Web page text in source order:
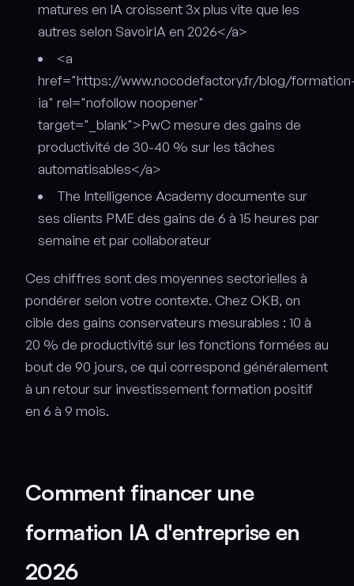
matures en IA croissent 3x plus vite que les
autres selon SavoirIA en 2026</a>
<a
href="https://www.nocodefactory.fr/blog/
ia" rel="nofollow noopener"
target="_blank">PwC mesure des gains de
productivité de 30-40 % sur les tâches
automatisables</a>
The Intelligence Academy documente sur
ses clients PME des gains de 6 à 15 heures par
semaine et par collaborateur
Ces chiffres sont des moyennes sectorielles à
pondérer selon votre contexte. Chez OKB, on
cible des gains conservateurs mesurables : 10 à
20 % de productivité sur les fonctions formées au
bout de 90 jours, ce qui correspond généralement
à un retour sur investissement formation positif
en 6 à 9 mois.
Comment financer une
formation IA d'entreprise en
2026